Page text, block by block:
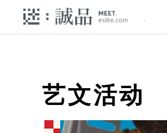
艺文活动